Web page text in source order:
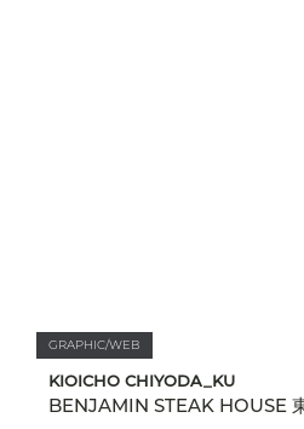
GRAPHIC/WEB
KIOICHO CHIYODA_KU
BENJAMIN STEAK HOUSE